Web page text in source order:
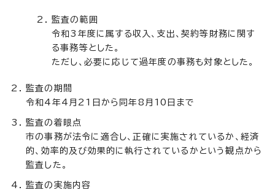
監査の範囲
令和3年度に属する収入、支出、契約等財務に関す
る事務等とした。
ただし、必要に応じて過年度の事務も対象とした。
監査の期間
令和4年4月21日から同年8月10日まで
監査の着眼点
市の事務が法令に適合し、正確に実施されているか、経済
的、効率的及び効果的に執行されているかという観点から
監査した。
監査の実施内容